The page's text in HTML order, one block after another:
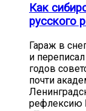
Как
русского
Гараж в
и
годов
почти
рефлексию